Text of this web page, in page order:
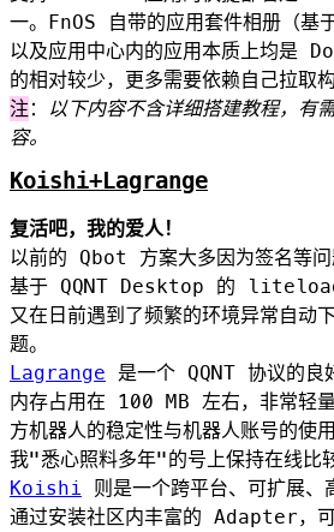
一。FnOS 自带的应用套件相册（基
以及应用中心内的应用本质上均是
的相对较少，更多需要依赖自己拉取构
注： 以下内容不含详细搭建教程，有
容。
Koishi+Lagrange
复活吧，我的爱人！
以前的 Qbot 方案大多因为签名等问
基于 QQNT Desktop 的
又在日前遇到了频繁的环境异常自动
题。
Lagrange 是一个 QQNT 协议的
内存占用在 100 MB 左右，非常轻
方机器人的稳定性与机器人账号的使
我"悉心照料多年"的号上保持在线比
Koishi 则是一个跨平台、可扩展、
通过安装社区内丰富的 Adapter，